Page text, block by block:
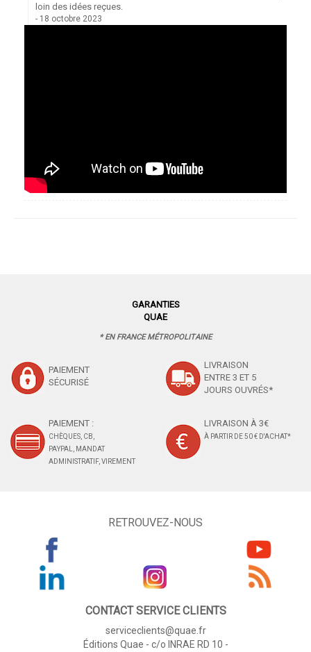
loin des idées reçues.
18 octobre 2023
GARANTIES
QUAE
* EN FRANCE MÉTROPOLITAINE
PAIEMENT
SÉCURISÉ
LIVRAISON
ENTRE 3 ET 5
JOURS OUVRÉS*
PAIEMENT :
CHÈQUES, CB,
PAYPAL, MANDAT
ADMINISTRATIF, VIREMENT
LIVRAISON À 3€
À PARTIR DE 50 € D'ACHAT*
RETROUVEZ-NOUS
CONTACT SERVICE CLIENTS
serviceclients@quae.fr
Éditions Quae - c/o INRAE RD 10 -